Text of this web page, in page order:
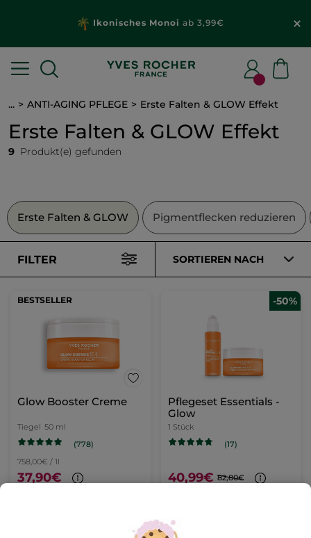
Ikonisches Monoi ab 3,99€
... ANTI-AGING PFLEGE Erste Falten & GLOW Effekt
Erste Falten & GLOW Effekt
9 Produkt(e) gefunden
Erste Falten & GLOW Pigmentflecken reduzieren
FILTER SORTIEREN NACH
BESTSELLER
Glow Booster Creme
Tiegel 50 ml
(778)
758,00€ / 1l
37,90€
-50%
Pflegeset Essentials -
Glow
1 Stück
(17)
40,99€ 82,80€